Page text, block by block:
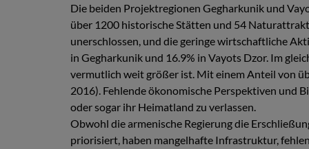
Die beiden Projektregionen Gegharkunik und
über 1200 historische Stätten und 54
unerschlossen, und die geringe wirtschaftliche
in Gegharkunik und 16.9% in Vayots Dzor. Im
vermutlich weit größer ist. Mit einem Anteil von
2016). Fehlende ökonomische Perspektiven und
oder sogar ihr Heimatland zu verlassen.
Obwohl die armenische Regierung die
priorisiert, haben mangelhafte Infrastruktur,